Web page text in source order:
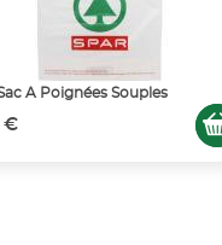
A Poignées Souples
€